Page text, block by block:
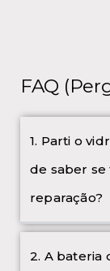
FAQ
1. Parti o
de saber se
reparação?
2. A bateria